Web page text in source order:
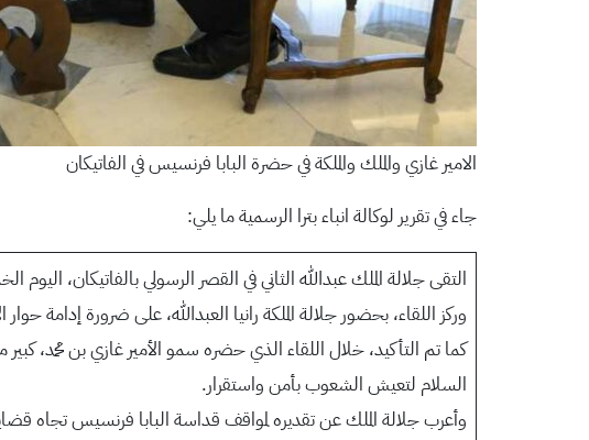
الامير غازي والملك والملكة في حضرة البابا فرنسيس في الفاتيكان
جاء في تقرير لوكالة انباء بترا الرسمية ما يلي:
التقى جلالة الملك عبدالله الثاني في القصر الرسولي بالفاتيكان،
وركز اللقاء، بحضور جلالة الملكة رانيا العبدالله، على ضرورة إدامة
كما تم التأكيد، خلال اللقاء الذي حضره سمو الأمير غازي بن محمد،
السلام لتعيش الشعوب بأمن واستقرار.
وأعرب جلالة الملك عن تقديره لمواقف قداسة البابا فرنسيس تجاه